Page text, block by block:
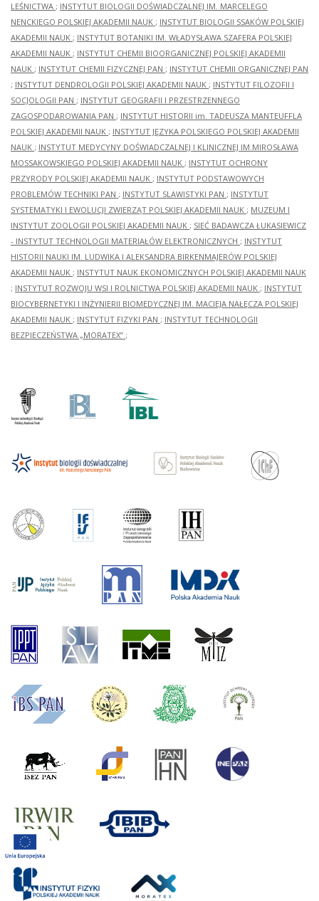
LEŚNICTWA ; INSTYTUT BIOLOGII DOŚWIADCZALNEJ IM. MARCELEGO
NENCKIEGO POLSKIEJ AKADEMII NAUK ; INSTYTUT BIOLOGII SSAKÓW POLSKIEJ
AKADEMII NAUK ; INSTYTUT BOTANIKI IM. WŁADYSŁAWA SZAFERA POLSKIEJ
AKADEMII NAUK ; INSTYTUT CHEMII BIOORGANICZNEJ POLSKIEJ AKADEMII
NAUK ; INSTYTUT CHEMII FIZYCZNEJ PAN ; INSTYTUT CHEMII ORGANICZNEJ PAN
; INSTYTUT DENDROLOGII POLSKIEJ AKADEMII NAUK ; INSTYTUT FILOZOFII I
SOCJOLOGII PAN ; INSTYTUT GEOGRAFII I PRZESTRZENNEGO
ZAGOSPODAROWANIA PAN ; INSTYTUT HISTORII im. TADEUSZA MANTEUFFLA
POLSKIEJ AKADEMII NAUK ; INSTYTUT JĘZYKA POLSKIEGO POLSKIEJ AKADEMII
NAUK ; INSTYTUT MEDYCYNY DOŚWIADCZALNEJ I KLINICZNEJ IM.MIROSŁAWA
MOSSAKOWSKIEGO POLSKIEJ AKADEMII NAUK ; INSTYTUT OCHRONY
PRZYRODY POLSKIEJ AKADEMII NAUK ; INSTYTUT PODSTAWOWYCH
PROBLEMÓW TECHNIKI PAN ; INSTYTUT SLAWISTYKI PAN ; INSTYTUT
SYSTEMATYKI I EWOLUCJI ZWIERZĄT POLSKIEJ AKADEMII NAUK ; MUZEUM I
INSTYTUT ZOOLOGII POLSKIEJ AKADEMII NAUK ; SIEĆ BADAWCZA ŁUKASIEWICZ
- INSTYTUT TECHNOLOGII MATERIAŁÓW ELEKTRONICZNYCH ; INSTYTUT
HISTORII NAUKI IM. LUDWIKA I ALEKSANDRA BIRKENMAJERÓW POLSKIEJ
AKADEMII NAUK ; INSTYTUT NAUK EKONOMICZNYCH POLSKIEJ AKADEMII NAUK
; INSTYTUT ROZWOJU WSI I ROLNICTWA POLSKIEJ AKADEMII NAUK ; INSTYTUT
BIOCYBERNETYKI I INŻYNIERII BIOMEDYCZNEJ IM. MACIEJA NAŁĘCZA POLSKIEJ
AKADEMII NAUK ; INSTYTUT FIZYKI PAN ; INSTYTUT TECHNOLOGII
BEZPIECZEŃSTWA „MORATEX” ;